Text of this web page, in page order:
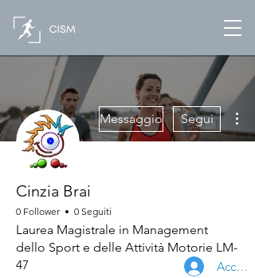
Messaggio Segui
Cinzia Brai
0 Follower 0 Seguiti
Laurea Magistrale in Management
dello Sport e delle Attività Motorie LM-
47
Accedi